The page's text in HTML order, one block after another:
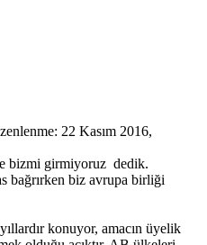
: 22 Kasım 2016,
bizmi girmiyoruz dedik.
bağrırken biz avrupa birliği
konuyor, amacın üyelik